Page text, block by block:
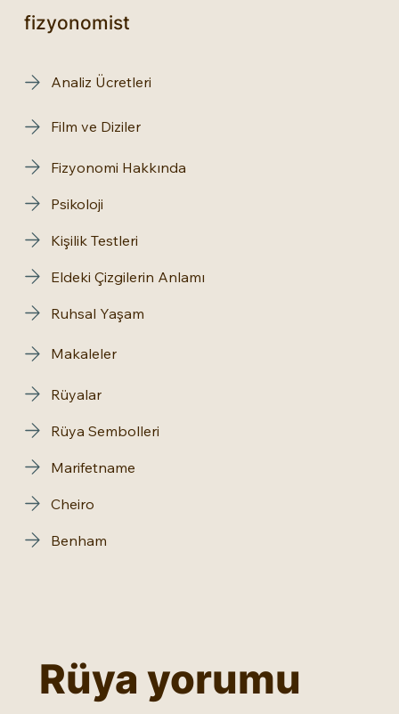
fizyonomist
Analiz Ücretleri
Film ve Diziler
Makaleler
Fizyonomi Hakkında
Psikoloji
Kişilik Testleri
Eldeki Çizgilerin Anlamı
Ruhsal Yaşam
Rüyalar
Rüya Sembolleri
Marifetname
Cheiro
Benham
Rüya yorumu